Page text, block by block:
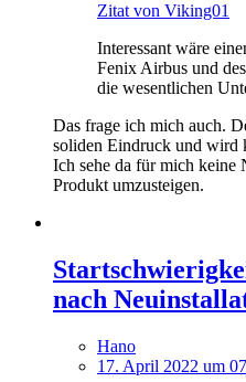
Zitat von Viking01
Interessant wäre
Fenix Airbus und
die wesentlichen
Das frage ich mich auch.
soliden Eindruck und wird
Ich sehe da für mich keine
Produkt umzusteigen.
nach
Hano
17. April 2022 um